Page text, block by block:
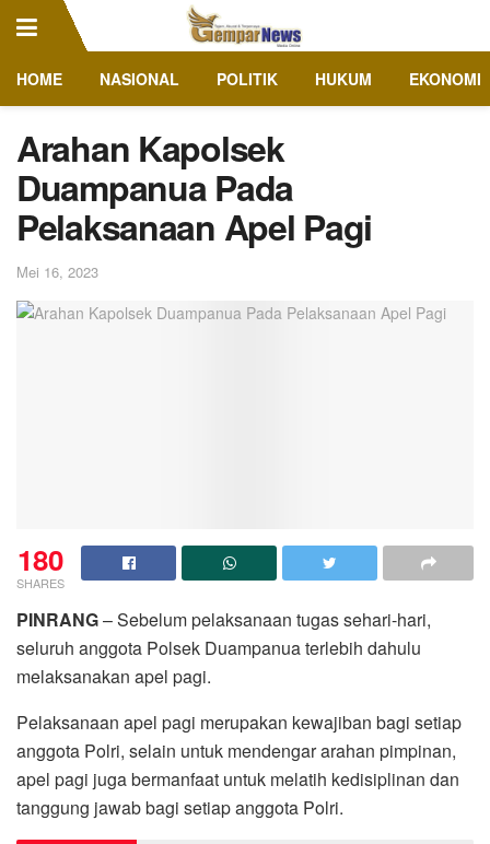
HOME NASIONAL POLITIK HUKUM EKONOMI
Arahan Kapolsek
Duampanua Pada
Pelaksanaan Apel Pagi
Mei 16, 2023
180
SHARES
PINRANG– Sebelum pelaksanaan tugas sehari-hari,
seluruh anggota Polsek Duampanua terlebih dahulu
melaksanakan apel pagi.
Pelaksanaan apel pagi merupakan kewajiban bagi setiap
anggota Polri, selain untuk mendengar arahan pimpinan,
apel pagi juga bermanfaat untuk melatih kedisiplinan dan
tanggung jawab bagi setiap anggota Polri.